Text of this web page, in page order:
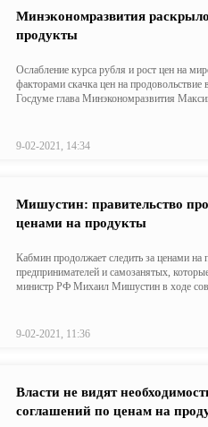
Минэкономразвития
продукты
Ослабление курса рубля и рост цен на
факторами скачка цен на
Госдуме глава Минэкономразвития
9-02-2021, 14:34
Мишустин: правительство
ценами на продукты
Кабмин продолжает следить за ценами
предпринимателей и самозанятых,
министр РФ Михаил Мишустин в ходе
9-02-2021, 11:36
Власти не видят
соглашений по ценам на